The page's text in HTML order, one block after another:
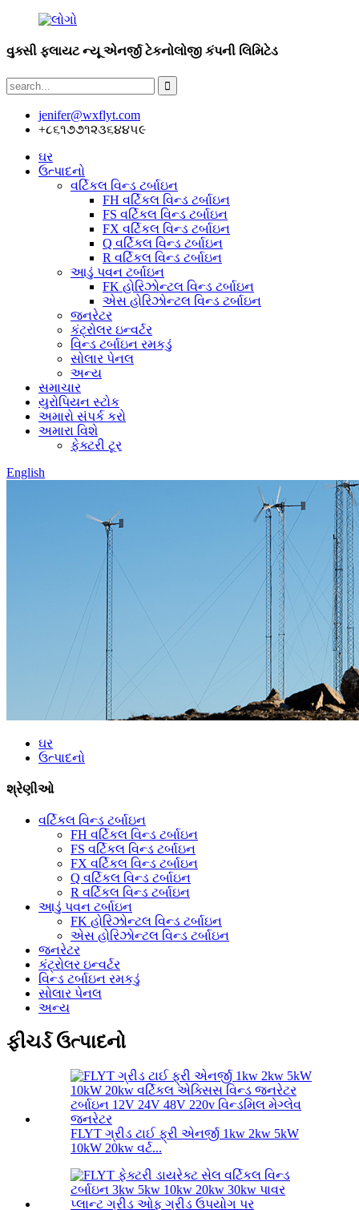
વુક્સી ફ્લાયટ ન્યૂ એનર્જી ટેકનોલોજી કંપની લિમિટેડ
jenifer@wxflyt.com
+૮૬૧૭૭૧૨૩૬૪૪૫૯
ઘર
ઉત્પાદનો
વર્ટિકલ વિન્ડ ટર્બાઇન
FH વર્ટિકલ વિન્ડ ટર્બાઇન
FS વર્ટિકલ વિન્ડ ટર્બાઇન
FX વર્ટિકલ વિન્ડ ટર્બાઇન
Q વર્ટિકલ વિન્ડ ટર્બાઇન
R વર્ટિકલ વિન્ડ ટર્બાઇન
આડું પવન ટર્બાઇન
FK હોરિઝોન્ટલ વિન્ડ ટર્બાઇન
એસ હોરિઝોન્ટલ વિન્ડ ટર્બાઇન
જનરેટર
કંટ્રોલર ઇન્વર્ટર
વિન્ડ ટર્બાઇન રમકડું
સોલાર પેનલ
અન્ય
સમાચાર
યુરોપિયન સ્ટોક
અમારો સંપર્ક કરો
અમારા વિશે
ફેક્ટરી ટૂર
English
ઘર
ઉત્પાદનો
શ્રેણીઓ
વર્ટિકલ વિન્ડ ટર્બાઇન
FH વર્ટિકલ વિન્ડ ટર્બાઇન
FS વર્ટિકલ વિન્ડ ટર્બાઇન
FX વર્ટિકલ વિન્ડ ટર્બાઇન
Q વર્ટિકલ વિન્ડ ટર્બાઇન
R વર્ટિકલ વિન્ડ ટર્બાઇન
આડું પવન ટર્બાઇન
FK હોરિઝોન્ટલ વિન્ડ ટર્બાઇન
એસ હોરિઝોન્ટલ વિન્ડ ટર્બાઇન
જનરેટર
કંટ્રોલર ઇન્વર્ટર
વિન્ડ ટર્બાઇન રમકડું
સોલાર પેનલ
અન્ય
ફીચર્ડ ઉત્પાદનો
FLYT ગ્રીડ ટાઈ ફ્રી એનર્જી 1kw 2kw 5kW
10kW 20kw વર્ટ...